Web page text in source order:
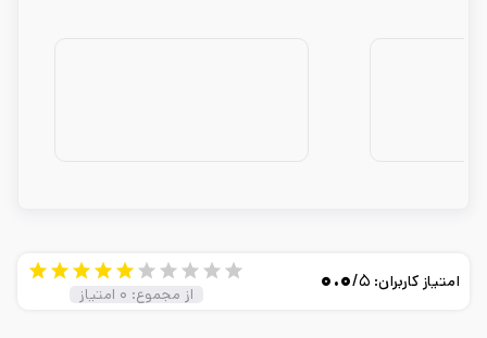
امتیاز کاربران: ۰.۰/۵
از مجموع: ۰ امتیاز